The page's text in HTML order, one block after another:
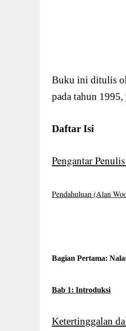
Buku ini ditulis
pada tahun
Daftar Isi
Pengantar
Pendahuluan (Alan
Bagian Pertama:
Bab 1: Introduksi